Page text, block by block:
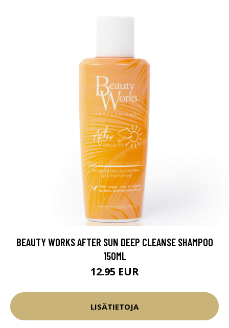
BEAUTY WORKS AFTER SUN DEEP CLEANSE SHAMPOO
150ML
12.95 EUR
LISÄTIETOJA